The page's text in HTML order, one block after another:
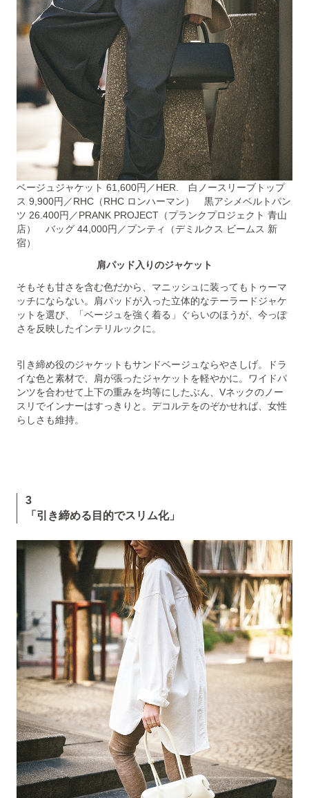
ベージュジャケット 61,600円／HER. 白ノースリーブトップ
ス 9,900円／RHC（RHC ロンハーマン） 黒アシメベルトパン
ツ 26.400円／PRANK PROJECT（プランクプロジェクト 青山
店） バッグ 44,000円／プンティ（デミルクス ビームス 新
宿）
肩パッド入りのジャケット
そもそも甘さを含む色だから、マニッシュに装ってもトゥーマ
ッチにならない。肩パッドが入った立体的なテーラードジャケ
ットを選び、「ベージュを強く着る」ぐらいのほうが、今っぽ
さを反映したインテリルックに。
引き締め役のジャケットもサンドベージュならやさしげ。ドラ
イな色と素材で、肩が張ったジャケットを軽やかに。ワイドパ
ンツを合わせて上下の重みを均等にしたぶん、Vネックのノー
スリでインナーはすっきりと。デコルテをのぞかせれば、女性
らしさも維持。
3
「引き締める目的でスリム化」